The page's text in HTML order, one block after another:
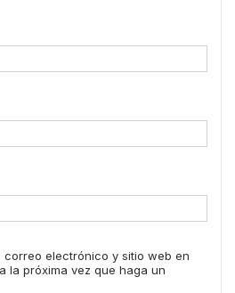
correo electrónico y sitio web en
la próxima vez que haga un